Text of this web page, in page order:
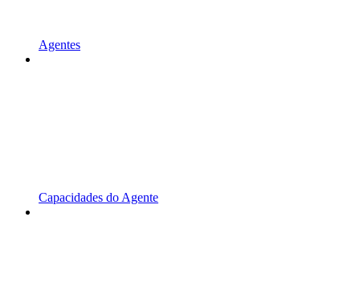
Agentes
Capacidades do Agente